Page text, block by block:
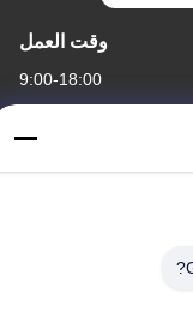
وقت العمل
9:00-18:00
عنواننا